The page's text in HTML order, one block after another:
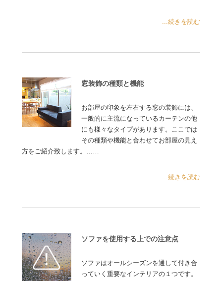
...続きを読む
窓装飾の種類と機能
お部屋の印象を左右する窓の装飾には、
一般的に主流になっているカーテンの他
にも様々なタイプがあります。ここでは
その種類や機能と合わせてお部屋の見え
方をご紹介致します。……
...続きを読む
ソファを使用する上での注意点
ソファはオールシーズンを通して付き合
っていく重要なインテリアの１つです。